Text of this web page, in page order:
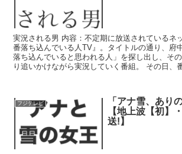
実況される男 内容：不定期に放送されているネ
番落ち込んでいる人TV』。タイトルの通り、府
落ち込んでいると思われる人」を探し出し、そ
り追いかけながら実況していく番組。 その日、
フジテレビ
「アナ雪、あり
【地上波【初】
送!】